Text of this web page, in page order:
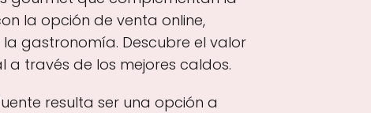
la opción de venta online,
gastronomía. Descubre el valor
a través de los mejores caldos.
resulta ser una opción a